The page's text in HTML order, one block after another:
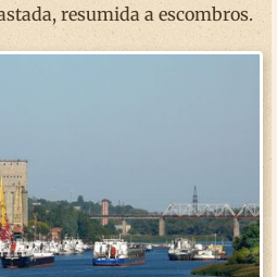
resumida a escombros.